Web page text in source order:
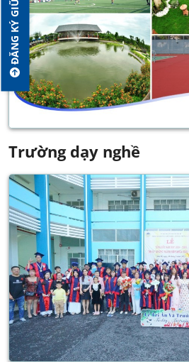
ĐĂNG KÝ GIỮ CHỖ
Trường dạy nghề